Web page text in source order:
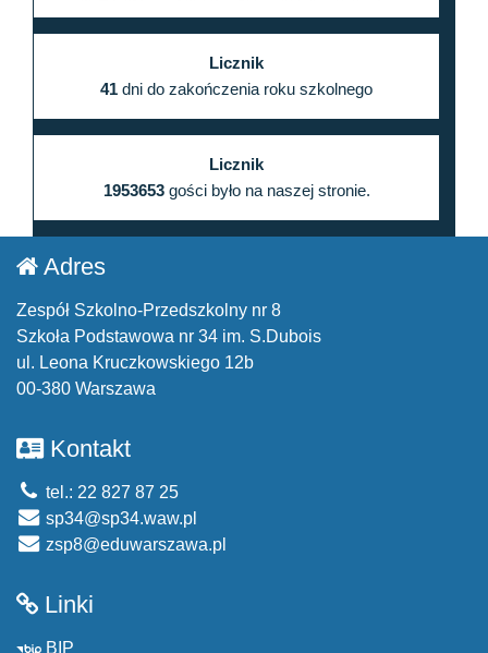
Licznik
41 dni do zakończenia roku szkolnego
Licznik
1953653gości było na naszej stronie.
Adres
Zespół Szkolno-Przedszkolny nr 8
Szkoła Podstawowa nr 34 im. S.Dubois
ul. Leona Kruczkowskiego 12b
00-380 Warszawa
Kontakt
tel.: 22 827 87 25
sp34@sp34.waw.pl
zsp8@eduwarszawa.pl
Linki
BIP